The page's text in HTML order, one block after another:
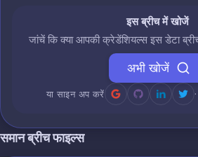
इस ब्रीच में खोजें
जांचें कि क्या आपकी क्रेडेंशियल्स इस डेटा
अभी खोजें
या साइन अप करें
समान ब्रीच फाइल्स